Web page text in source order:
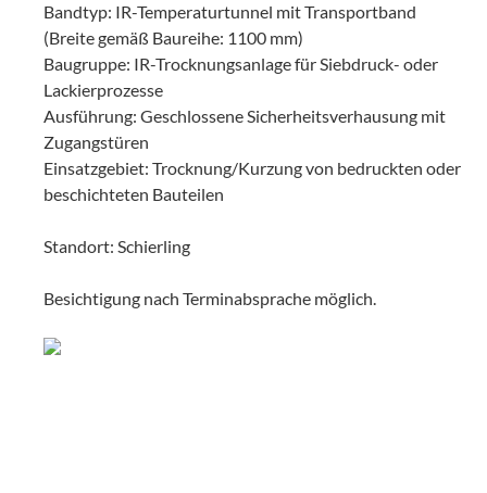
Bandtyp: IR-Temperaturtunnel mit Transportband
(Breite gemäß Baureihe: 1100 mm)
Baugruppe: IR-Trocknungsanlage für Siebdruck- oder
Lackierprozesse
Ausführung: Geschlossene Sicherheitsverhausung mit
Zugangstüren
Einsatzgebiet: Trocknung/Kurzung von bedruckten oder
beschichteten Bauteilen
Standort: Schierling
Besichtigung nach Terminabsprache möglich.